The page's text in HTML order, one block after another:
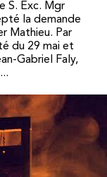
S. Exc. Mgr
la demande
Mathieu. Par
du 29 mai et
Gabriel Faly,